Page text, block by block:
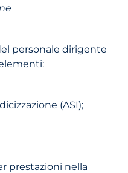
personale dirigente
(ASI);
prestazioni nella